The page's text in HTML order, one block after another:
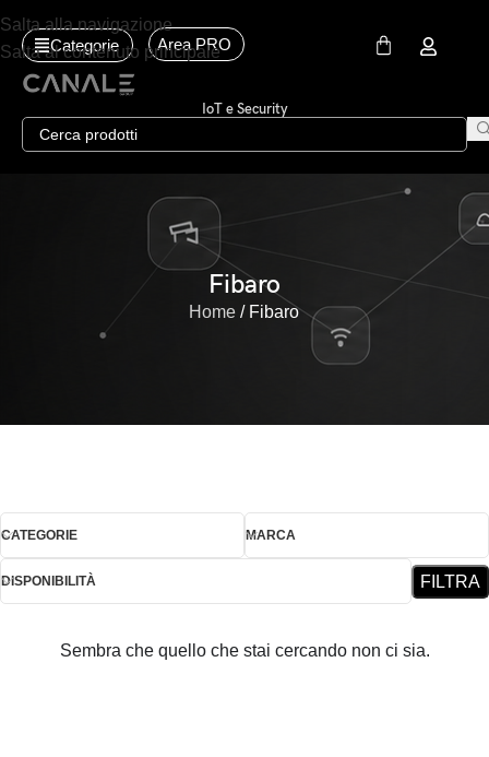
Salta alla navigazione
Salta al contenuto principale
Categorie Area PRO
IoT e Security
Fibaro
Home Fibaro
CATEGORIE MARCA
DISPONIBILITÀ FILTRA
Sembra che quello che stai cercando non ci sia.